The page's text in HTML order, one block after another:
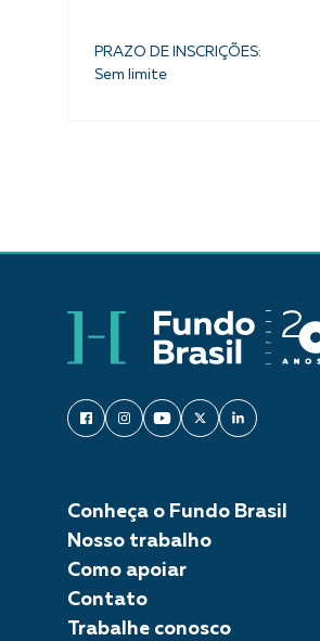
PRAZO DE INSCRIÇÕES:
Sem limite
Conheça o Fundo Brasil
Nosso trabalho
Como apoiar
Contato
Trabalhe conosco